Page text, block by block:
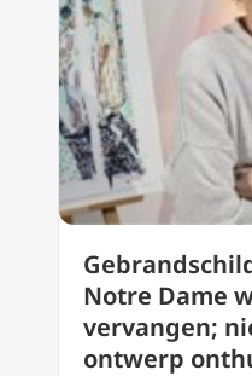
Notre Dame
vervangen;
ontwerp